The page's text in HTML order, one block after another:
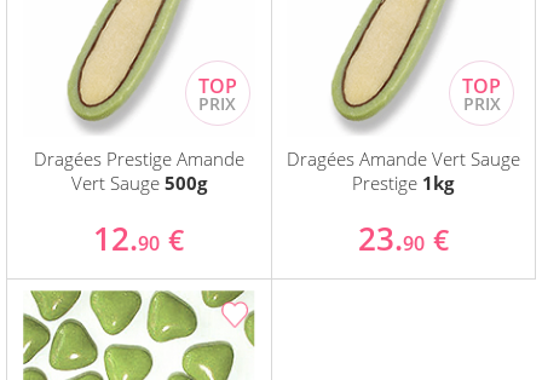
Dragées Prestige Amande
Vert Sauge 500g
12.90 €
Dragées Amande Vert Sauge
Prestige 1kg
23.90 €